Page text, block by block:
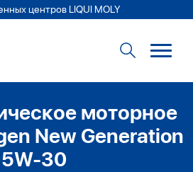
центров LIQUI MOLY
моторное
New Generation
5W-30